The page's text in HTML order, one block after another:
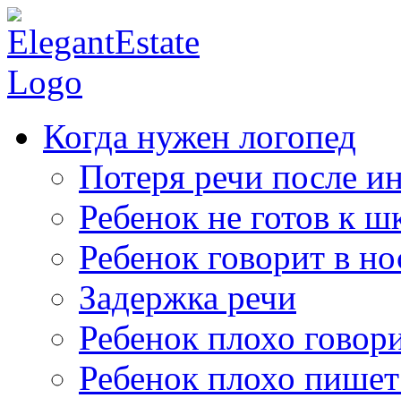
Когда нужен логопед
Потеря речи после
Ребенок не готов к
Ребенок говорит в
Задержка речи
Ребенок плохо
Ребенок плохо